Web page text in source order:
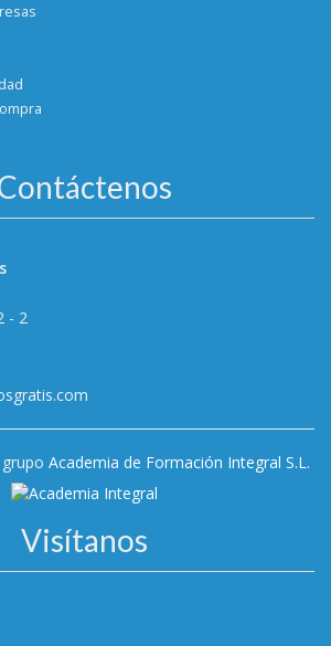
- 2
Academia de Formación Integral S.L.
Visítanos